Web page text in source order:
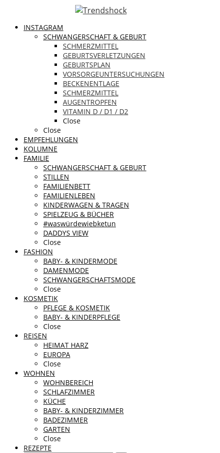
INSTAGRAM
SCHWANGERSCHAFT & GEBURT
SCHMERZMITTEL
GEBURTSVERLETZUNGEN
GEBURTSPLAN
VORSORGEUNTERSUCHUNGEN
BECKENENTLAGE
SCHMERZMITTEL
AUGENTROPFEN
VITAMIN D / D1 / D2
Close
Close
EMPFEHLUNGEN
KOLUMNE
FAMILIE
SCHWANGERSCHAFT & GEBURT
STILLEN
FAMILIENBETT
FAMILIENLEBEN
KINDERWAGEN & TRAGEN
SPIELZEUG & BÜCHER
#waswürdewiebketun
DADDYS VIEW
Close
FASHION
BABY- & KINDERMODE
DAMENMODE
SCHWANGERSCHAFTSMODE
Close
KOSMETIK
PFLEGE & KOSMETIK
BABY- & KINDERPFLEGE
Close
REISEN
HEIMAT HARZ
EUROPA
Close
WOHNEN
WOHNBEREICH
SCHLAFZIMMER
KÜCHE
BABY- & KINDERZIMMER
BADEZIMMER
GARTEN
Close
REZEPTE